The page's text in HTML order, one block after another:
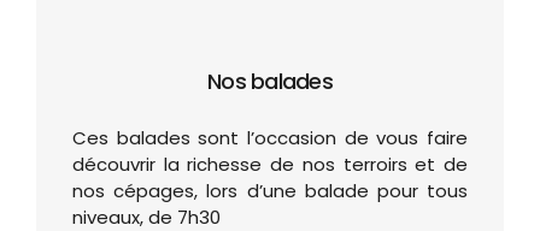
Nos balades
Ces balades sont l’occasion de vous faire
découvrir la richesse de nos terroirs et de
nos cépages, lors d’une balade pour tous
niveaux, de 7h30